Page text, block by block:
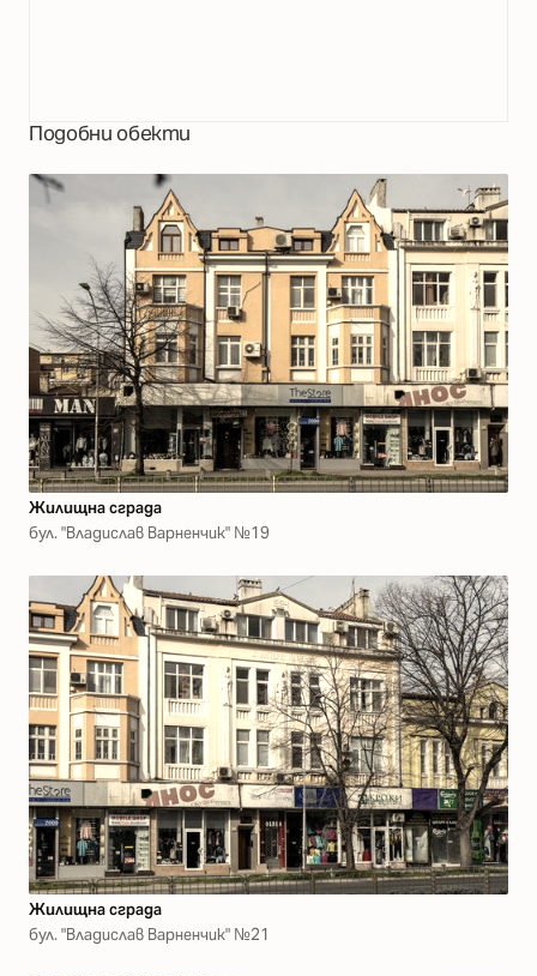
Подобни обекти
Жилищна сграда
бул. "Владислав Варненчик" №19
Жилищна сграда
бул. "Владислав Варненчик" №21